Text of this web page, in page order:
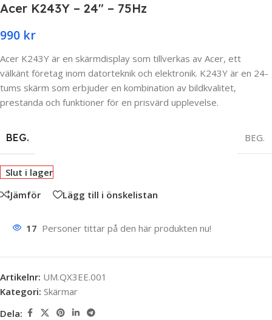
Acer K243Y – 24″ – 75Hz
990 kr
Acer K243Y är en skärmdisplay som tillverkas av Acer, ett
välkänt företag inom datorteknik och elektronik. K243Y är en 24-
tums skärm som erbjuder en kombination av bildkvalitet,
prestanda och funktioner för en prisvärd upplevelse.
BEG. BEG.
Slut i lager
Jämför
Lägg till i önskelistan
17 Personer tittar på den här produkten nu!
Artikelnr: UM.QX3EE.001
Kategori: Skärmar
Dela: